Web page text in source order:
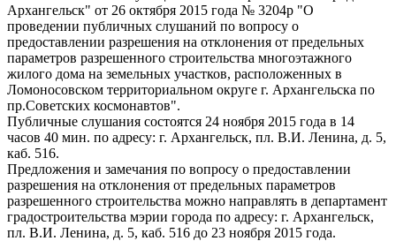
Архангельск" от 26 октября 2015 года № 3204р "О
проведении публичных слушаний по вопросу о
предоставлении разрешения на отклонения от предельных
параметров разрешенного строительства многоэтажного
жилого дома на земельных участков, расположенных в
Ломоносовском территориальном округе г. Архангельска по
пр.Советских космонавтов".
Публичные слушания состоятся 24 ноября 2015 года в 14
часов 40 мин. по адресу: г. Архангельск, пл. В.И. Ленина, д. 5,
каб. 516.
Предложения и замечания по вопросу о предоставлении
разрешения на отклонения от предельных параметров
разрешенного строительства можно направлять в департамент
градостроительства мэрии города по адресу: г. Архангельск,
пл. В.И. Ленина, д. 5, каб. 516 до 23 ноября 2015 года.